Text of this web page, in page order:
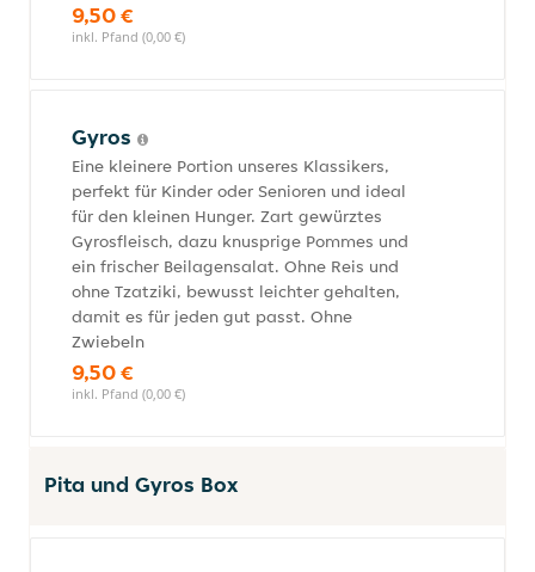
9,50 €
inkl. Pfand (0,00 €)
Gyros
Eine kleinere Portion unseres Klassikers,
perfekt für Kinder oder Senioren und ideal
für den kleinen Hunger. Zart gewürztes
Gyrosfleisch, dazu knusprige Pommes und
ein frischer Beilagensalat. Ohne Reis und
ohne Tzatziki, bewusst leichter gehalten,
damit es für jeden gut passt. Ohne
Zwiebeln
9,50 €
inkl. Pfand (0,00 €)
Pita und Gyros Box